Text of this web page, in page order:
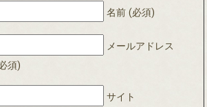
名前 (必須)
メールアドレス
須)
サイト